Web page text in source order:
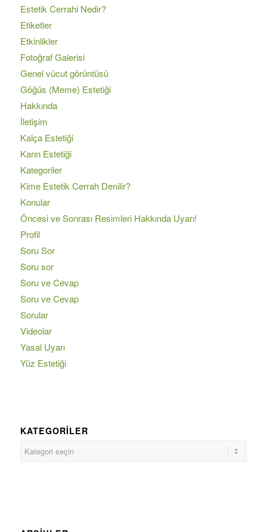
Estetik Cerrahi Nedir?
Etiketler
Etkinlikler
Fotoğraf Galerisi
Genel vücut görüntüsü
Göğüs (Meme) Estetiği
Hakkında
İletişim
Kalça Estetiği
Karın Estetiği
Kategoriler
Kime Estetik Cerrah Denilir?
Konular
Öncesi ve Sonrası Resimleri Hakkında Uyarı!
Profil
Soru Sor
Soru sor
Soru ve Cevap
Soru ve Cevap
Sorular
Videolar
Yasal Uyarı
Yüz Estetiği
KATEGORILER